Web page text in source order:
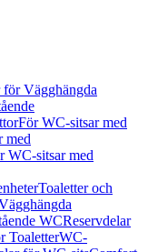
för Vägghängda
För WC-sitsar med
med
WC-sitsar med
Toaletter och
WCReservdelar
ToaletterWC-